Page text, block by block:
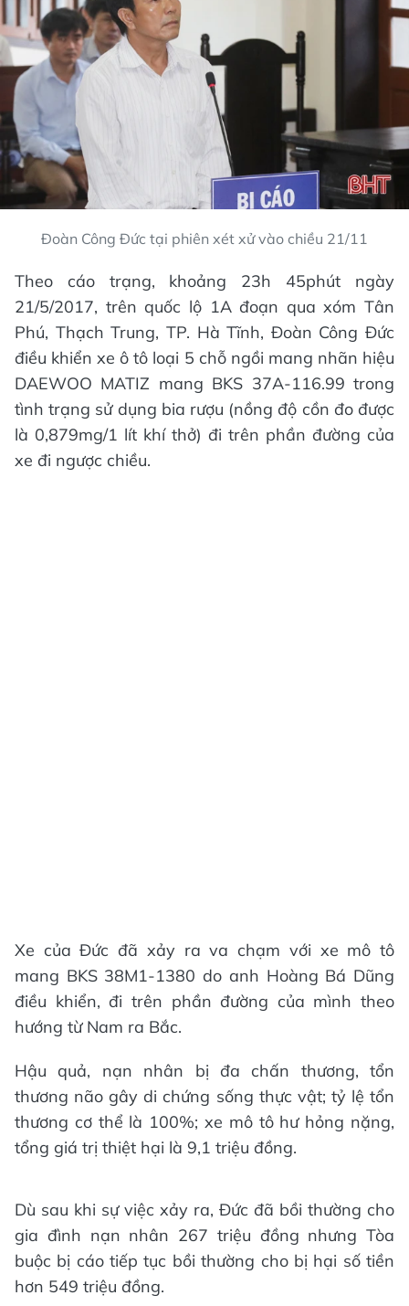
Đoàn Công Đức tại phiên xét xử vào chiều 21/11
Theo cáo trạng, khoảng 23h 45phút ngày
21/5/2017, trên quốc lộ 1A đoạn qua xóm Tân
Phú, Thạch Trung, TP. Hà Tĩnh, Đoàn Công Đức
điều khiển xe ô tô loại 5 chỗ ngồi mang nhãn hiệu
DAEWOO MATIZ mang BKS 37A-116.99 trong
tình trạng sử dụng bia rượu (nồng độ cồn đo được
là 0,879mg/1 lít khí thở) đi trên phần đường của
xe đi ngược chiều.
Xe của Đức đã xảy ra va chạm với xe mô tô
mang BKS 38M1-1380 do anh Hoàng Bá Dũng
điều khiển, đi trên phần đường của mình theo
hướng từ Nam ra Bắc.
Hậu quả, nạn nhân bị đa chấn thương, tổn
thương não gây di chứng sống thực vật; tỷ lệ tổn
thương cơ thể là 100%; xe mô tô hư hỏng nặng,
tổng giá trị thiệt hại là 9,1 triệu đồng.
Dù sau khi sự việc xảy ra, Đức đã bồi thường cho
gia đình nạn nhân 267 triệu đồng nhưng Tòa
buộc bị cáo tiếp tục bồi thường cho bị hại số tiền
hơn 549 triệu đồng.